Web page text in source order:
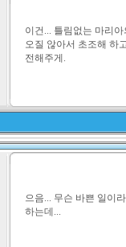
이건... 틀림없는 마리
오질 않아서 초조해 하
전해주게.
으음... 무슨 바쁜 일이
하는데...